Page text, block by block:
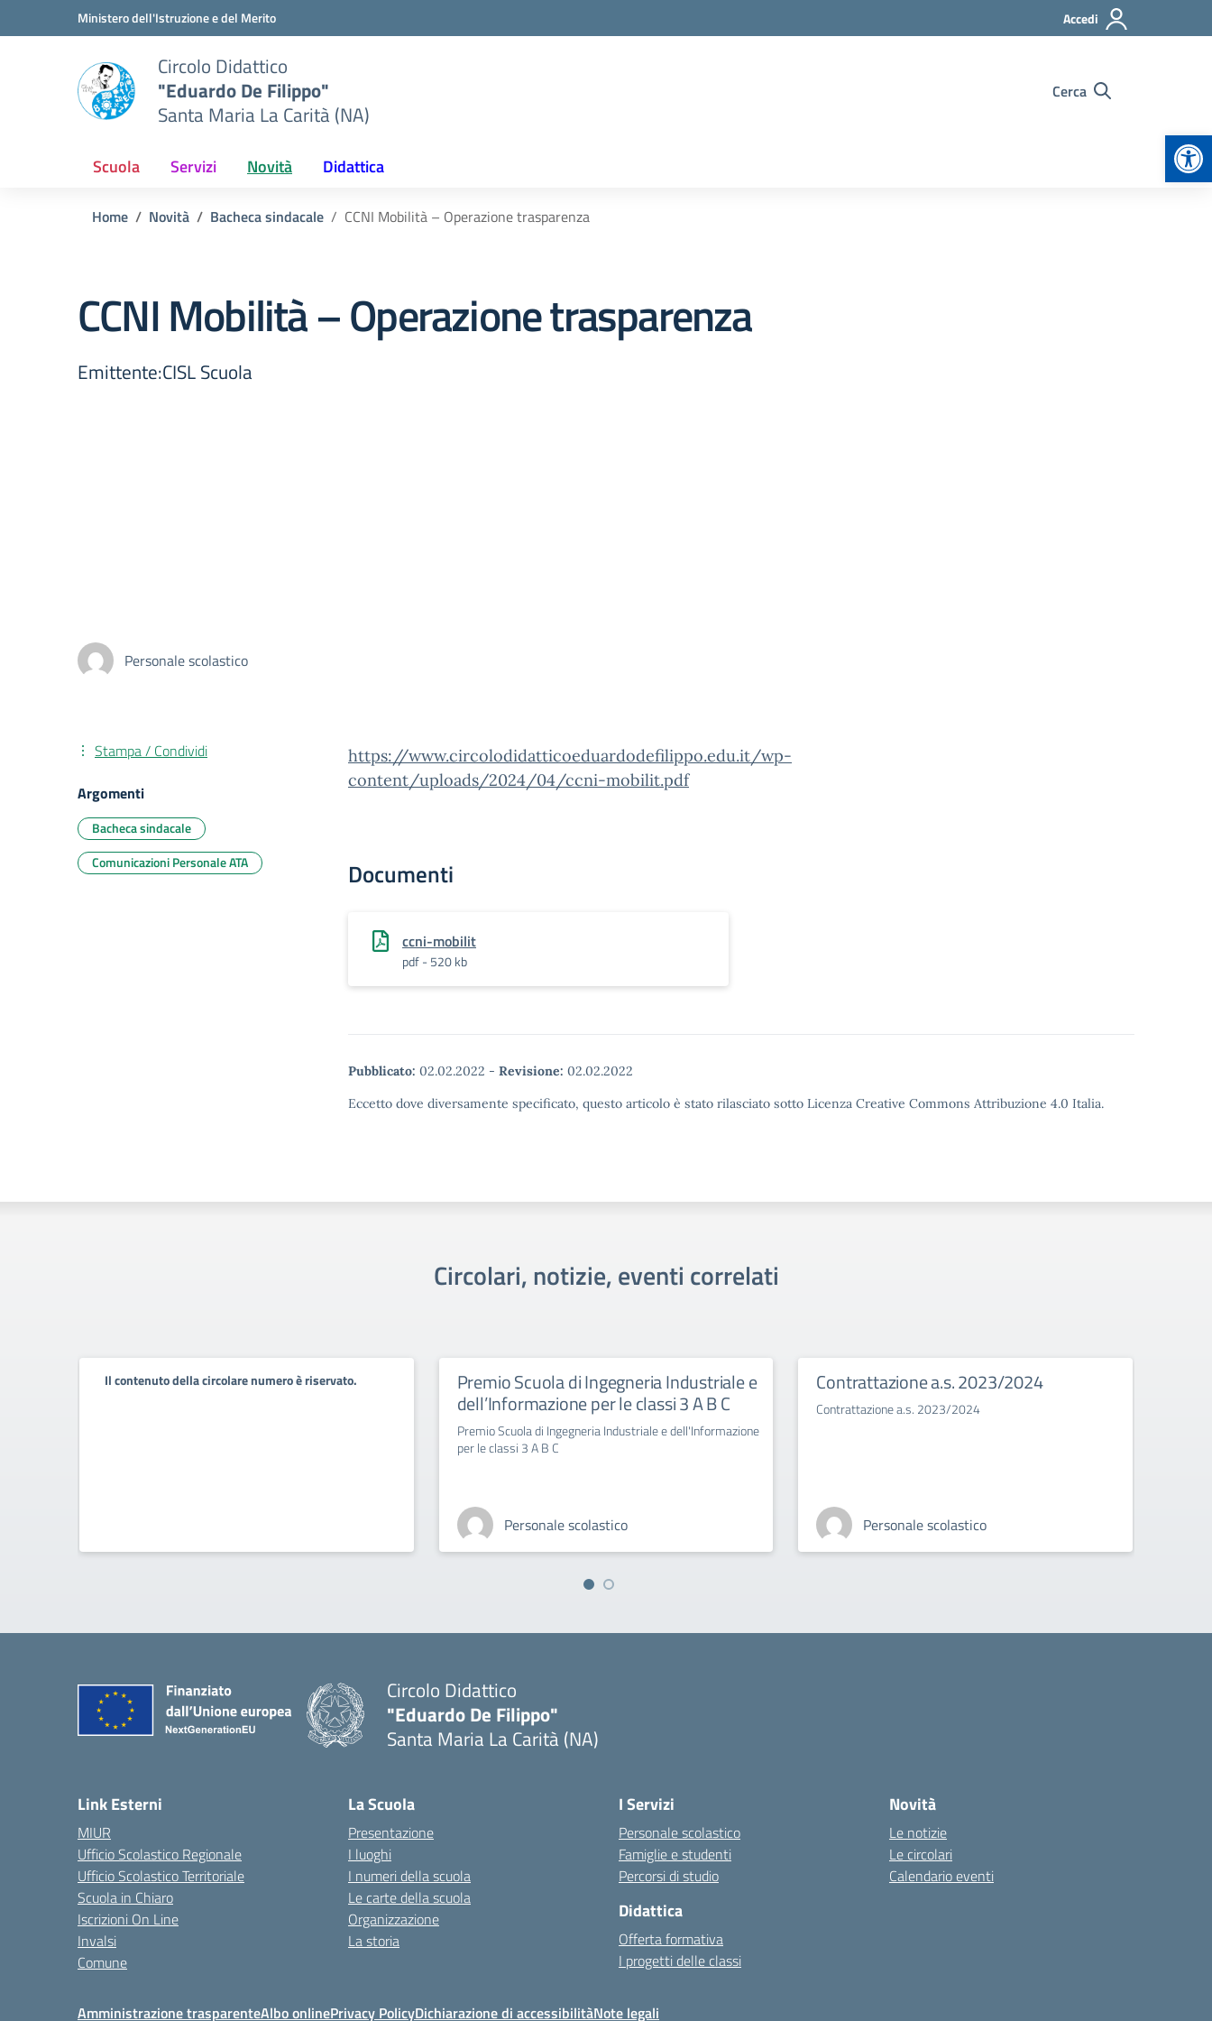
Vai ai contenuti
Vai al menu di navigazioneMinistero dell'Istruzione e del Merito Accedi
Circolo Didattico
"Eduardo De Filippo"
Santa Maria La Carità (NA)
Cerca
Scuola Servizi Novità Didattica
Home Novità Bacheca sindacale CCNI Mobilità – Operazione trasparenza
CCNI Mobilità – Operazione trasparenza
Emittente:CISL Scuola
Personale scolastico
https://www.circolodidatticoeduardodefilippo.edu.it/wp-
content/uploads/2024/04/ccni-mobilit.pdf
Documenti
ccni-mobilit
pdf - 520 kb
Pubblicato: 02.02.2022 - Revisione: 02.02.2022
Eccetto dove diversamente specificato, questo articolo è stato rilasciato sotto Licenza Creative Commons Attribuzione 4.0 Italia.
Stampa / Condividi
Argomenti
Bacheca sindacale
Comunicazioni Personale ATA
Circolari, notizie, eventi correlati
Il contenuto della circolare numero è riservato. Premio Scuola di Ingegneria Industriale e
dell’Informazione per le classi 3 A B C
Premio Scuola di Ingegneria Industriale e dell'Informazione
per le classi 3 A B C
Personale scolastico
Contrattazione a.s. 2023/2024
Contrattazione a.s. 2023/2024
Personale scolastico
Circolo Didattico
"Eduardo De Filippo"
Santa Maria La Carità (NA)
Link Esterni
MIUR
Ufficio Scolastico Regionale
Ufficio Scolastico Territoriale
Scuola in Chiaro
Iscrizioni On Line
Invalsi
Comune
La Scuola
Presentazione
I luoghi
I numeri della scuola
Le carte della scuola
Organizzazione
La storia
I Servizi
Personale scolastico
Famiglie e studenti
Percorsi di studio
Didattica
Offerta formativa
I progetti delle classi
Novità
Le notizie
Le circolari
Calendario eventi
Amministrazione trasparenteAlbo onlinePrivacy PolicyDichiarazione di accessibilitàNote legali